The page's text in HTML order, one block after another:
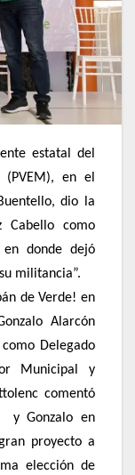
estatal del
(PVEM), en el
dio la
Cabello como
donde dejó
militancia”.
de Verde! en
Alarcón
Delegado
Municipal y
comentó
y Gonzalo en
proyecto a
elección de